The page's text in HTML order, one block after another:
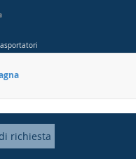
richiesta